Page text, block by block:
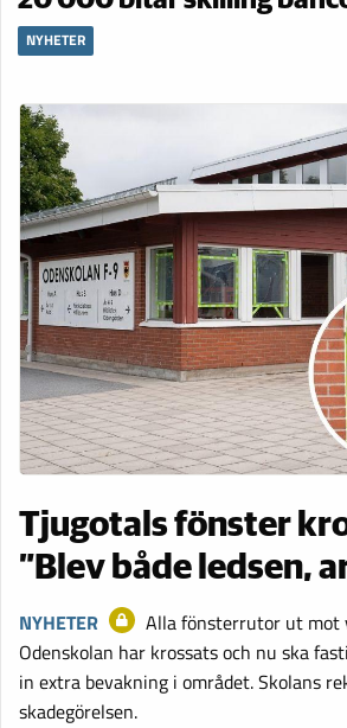
NYHETER
Tjugotals fönster
”Blev både ledsen,
NYHETER
Alla fönsterrutor ut mot
Odenskolan har krossats och nu ska
in extra bevakning i området. Skolans
skadegörelsen.